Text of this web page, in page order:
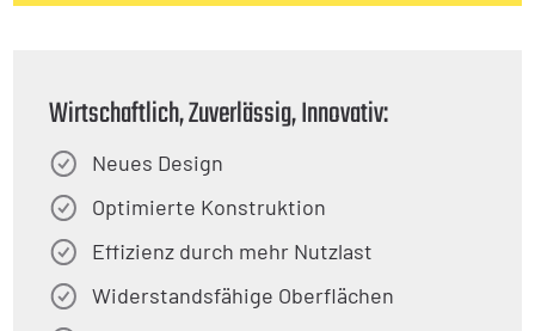
Wirtschaftlich, Zuverlässig, Innovativ:
Neues Design
Optimierte Konstruktion
Effizienz durch mehr Nutzlast
Widerstandsfähige Oberflächen